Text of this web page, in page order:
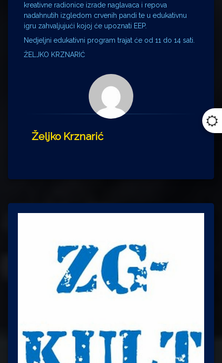
kreativne radionice izrade naglavaca i repova
nadahnutih izgledom crvenih pandi te u edukativnu
igru zahvaljujući kojoj će upoznati EEP.
Nedjeljni edukativni program trajat će od 11 do 14 sati.
ŽELJKO KRZNARIĆ
Željko Krznarić